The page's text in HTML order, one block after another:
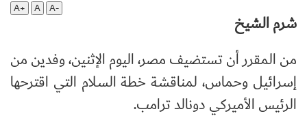
A+
A A-
شرم الشيخ
من المقرر أن تستضيف مصر، اليوم الإثنين، وفدين من
إسرائيل وحماس، لمناقشة خطة السلام التي اقترحها
الرئيس الأميركي دونالد ترامب.